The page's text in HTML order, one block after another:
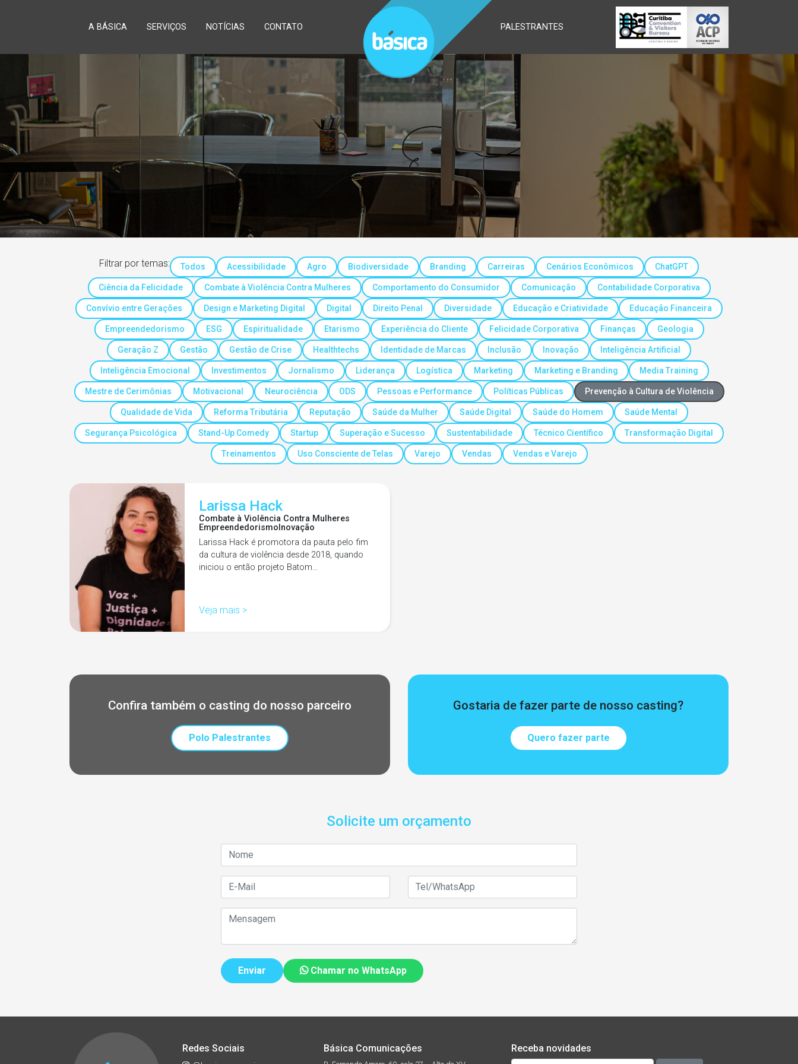
A BÁSICA SERVIÇOS NOTÍCIAS CONTATO PALESTRANTES
Filtrar por temas: Todos Acessibilidade Agro Biodiversidade Branding Carreiras Cenários Econômicos ChatGPT
Ciência da Felicidade Combate à Violência Contra Mulheres Comportamento do Consumidor Comunicação Contabilidade Corporativa
Convívio entre Gerações Design e Marketing Digital Digital Direito Penal Diversidade Educação e Criatividade Educação Financeira
Empreendedorismo ESG Espiritualidade Etarismo Experiência do Cliente Felicidade Corporativa Finanças Geologia
Geração Z Gestão Gestão de Crise Healthtechs Identidade de Marcas Inclusão Inovação Inteligência Artificial
Inteligência Emocional Investimentos Jornalismo Liderança Logística Marketing Marketing e Branding Media Training
Mestre de Cerimônias Motivacional Neurociência ODS Pessoas e Performance Políticas Públicas Prevenção à Cultura de Violência
Qualidade de Vida Reforma Tributária Reputação Saúde da Mulher Saúde Digital Saúde do Homem Saúde Mental
Segurança Psicológica Stand-Up Comedy Startup Superação e Sucesso Sustentabilidade Técnico Científico Transformação Digital
Treinamentos Uso Consciente de Telas Varejo Vendas Vendas e Varejo
Larissa Hack
Combate à Violência Contra Mulheres
Empreendedorismo Inovação
Larissa Hack é promotora da pauta pelo fim
da cultura de violência desde 2018, quando
iniciou o então projeto Batom…
Veja mais >
Confira também o casting do nosso parceiro
Polo Palestrantes
Gostaria de fazer parte de nosso casting?
Quero fazer parte
Solicite um orçamento
Chamar no WhatsApp
Redes Sociais Básica Comunicações Receba novidades